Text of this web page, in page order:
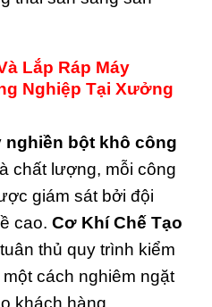
Lắp Ráp Máy
Nghiệp Tại Xưởng
nghiền bột khô công
chất lượng, mỗi công
giám sát bởi đội
cao. Cơ Khí Chế Tạo
thủ quy trình kiểm
cách nghiêm ngặt
khách hàng.